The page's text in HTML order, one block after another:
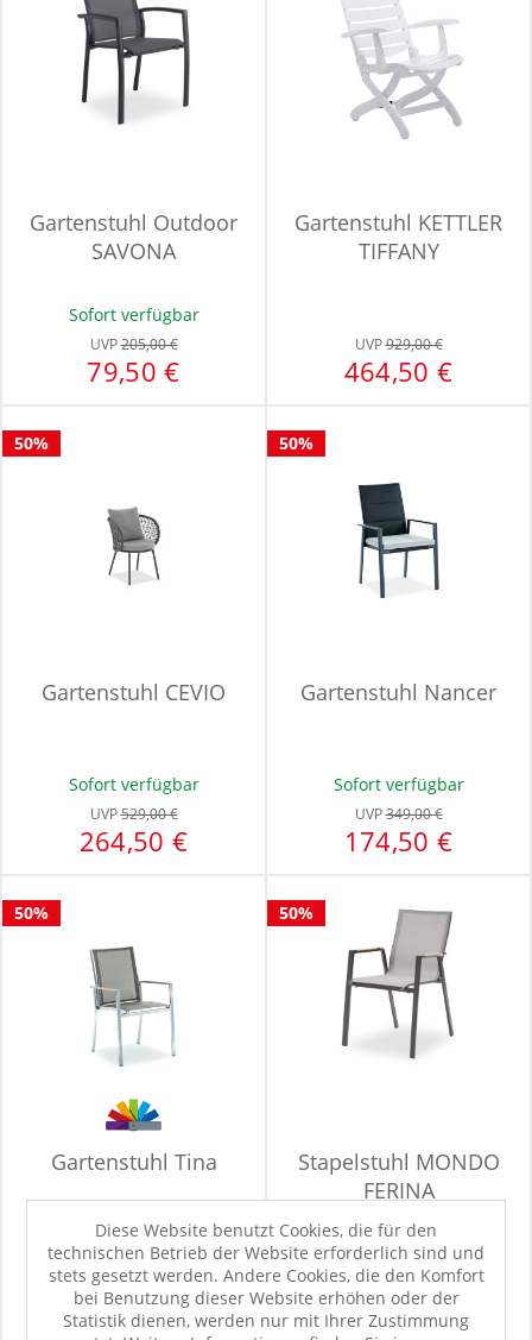
Gartenstuhl Outdoor
SAVONA
Sofort verfügbar
UVP205,00 €
79,50 €
Gartenstuhl KETTLER
TIFFANY
UVP929,00 €
464,50 €
50%
Gartenstuhl CEVIO
Sofort verfügbar
UVP529,00 €
264,50 €
50%
Gartenstuhl Nancer
Sofort verfügbar
UVP349,00 €
174,50 €
50%
Gartenstuhl Tina
Konfigurierbar
Sofort verfügbar
UVP389,00 €
194,50 €
50%
Stapelstuhl MONDO
FERINA
UVP308,00 €
119,50 €
Diese Website benutzt Cookies, die für den
technischen Betrieb der Website erforderlich sind und
stets gesetzt werden. Andere Cookies, die den Komfort
bei Benutzung dieser Website erhöhen oder der
Statistik dienen, werden nur mit Ihrer Zustimmung